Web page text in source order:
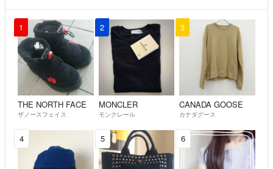
コメント失礼致します。
背面は、左側に大きなシミがあるのでしょうか？
あるいは、写真の写りでそのように見えるのでしょうか。
キングマン- 2年弱前
1
THE NORTH FACE
ザノースフェイス
2
MONCLER
モンクレール
3
CANADA GOOSE
カナダグース
4 5 6